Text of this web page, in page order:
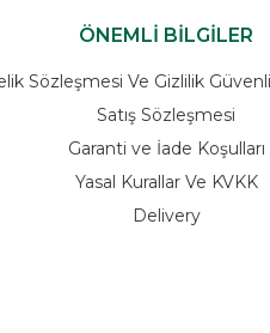
ÖNEMLİ BİLGİLER
Sözleşmesi Ve Gizlilik
Satış Sözleşmesi
Garanti ve İade Koşulları
Yasal Kurallar Ve KVKK
Delivery